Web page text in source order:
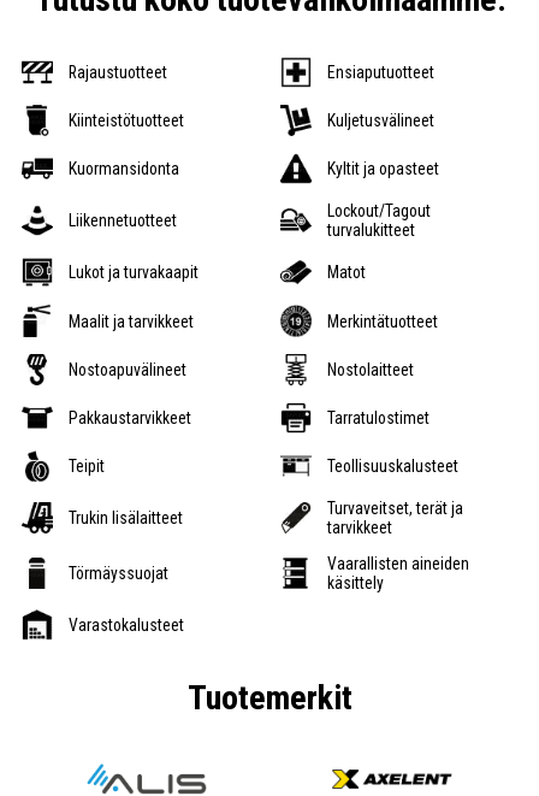
Rajaustuotteet Ensiaputuotteet
Kiinteistötuotteet Kuljetusvälineet
Kuormansidonta Kyltit ja opasteet
Liikennetuotteet
Lockout/Tagout
turvalukitteet
Lukot ja turvakaapit Matot
Maalit ja tarvikkeet Merkintätuotteet
Nostoapuvälineet Nostolaitteet
Pakkaustarvikkeet Tarratulostimet
Teipit Teollisuuskalusteet
Trukin lisälaitteet
Turvaveitset, terät ja
tarvikkeet
Törmäyssuojat
Vaarallisten aineiden
käsittely
Varastokalusteet
Tuotemerkit